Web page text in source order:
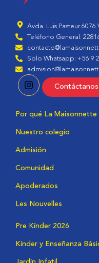
Avda. Luis Pasteur
Teléfono General:
Solo Whatsapp: +56 9
Contáctanos
Por qué La Maisonnette
Nuestro colegio
Admisión
Comunidad
Apoderados
Les Nouvelles
Pre Kínder 2026
Kínder y Enseñanza